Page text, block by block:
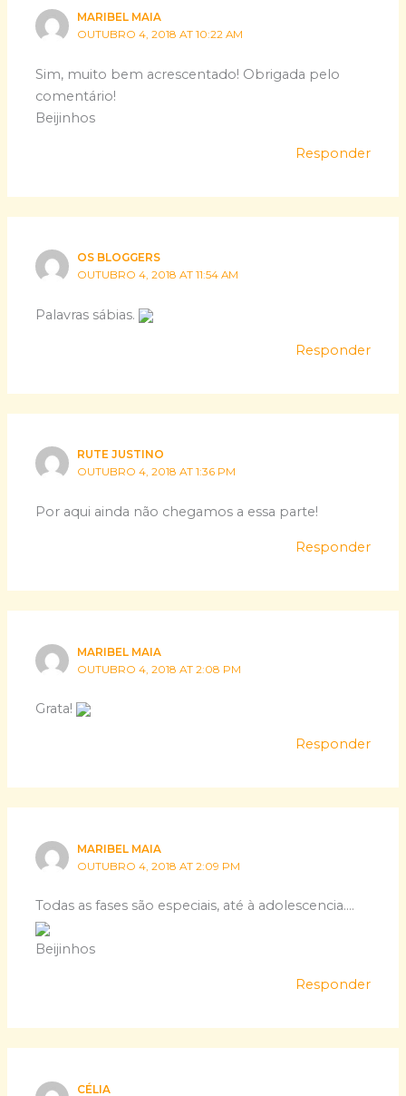
MARIBEL MAIA
OUTUBRO 4, 2018 AT 10:22 AM
Sim, muito bem acrescentado! Obrigada pelo
comentário!
Beijinhos
Responder
OS BLOGGERS
OUTUBRO 4, 2018 AT 11:54 AM
Palavras sábias.
Responder
RUTE JUSTINO
OUTUBRO 4, 2018 AT 1:36 PM
Por aqui ainda não chegamos a essa parte!
Responder
MARIBEL MAIA
OUTUBRO 4, 2018 AT 2:08 PM
Grata!
Responder
MARIBEL MAIA
OUTUBRO 4, 2018 AT 2:09 PM
Todas as fases são especiais, até à adolescencia….
Beijinhos
Responder
CÉLIA